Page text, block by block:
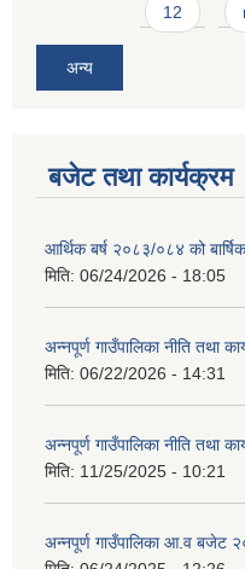
12
अन्य
बजेट तथा कार्यक्रम
आर्थिक बर्ष २०८३/०८४ को
मिति: 06/24/2026 - 18:05
अन्नपूर्ण गाउँपालिका नीति तथा
मिति: 06/22/2026 - 14:31
अन्नपूर्ण गाउँपालिका नीति तथा
मिति: 11/25/2025 - 10:21
अन्नपूर्ण गाउँपालिका आ.व बजेट